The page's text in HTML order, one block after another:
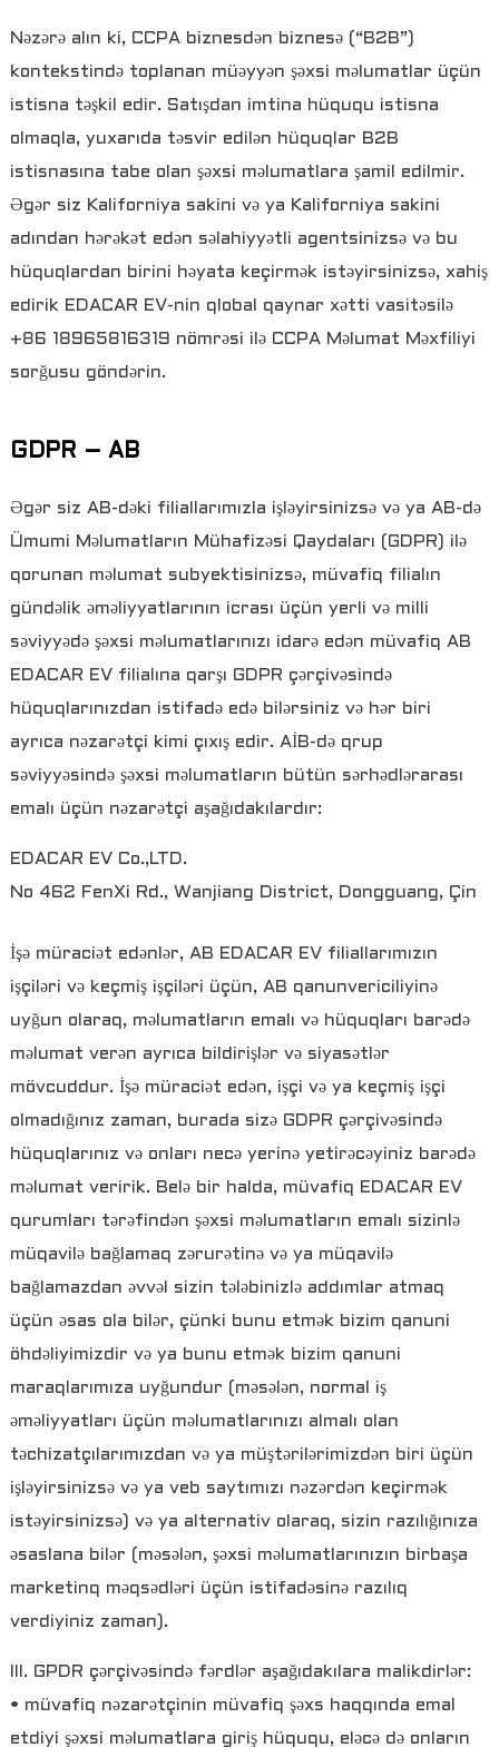
Nəzərə alın ki, CCPA biznesdən biznesə (“B2B”)
kontekstində toplanan müəyyən şəxsi məlumatlar üçün
istisna təşkil edir. Satışdan imtina hüququ istisna
olmaqla, yuxarıda təsvir edilən hüquqlar B2B
istisnasına tabe olan şəxsi məlumatlara şamil edilmir.
Əgər siz Kaliforniya sakini və ya Kaliforniya sakini
adından hərəkət edən səlahiyyətli agentsinizsə və bu
hüquqlardan birini həyata keçirmək istəyirsinizsə, xahiş
edirik EDACAR EV-nin qlobal qaynar xətti vasitəsilə
+86 18965816319 nömrəsi ilə CCPA Məlumat Məxfiliyi
sorğusu göndərin.
GDPR – AB
Əgər siz AB-dəki filiallarımızla işləyirsinizsə və ya AB-də
Ümumi Məlumatların Mühafizəsi Qaydaları (GDPR) ilə
qorunan məlumat subyektisinizsə, müvafiq filialın
gündəlik əməliyyatlarının icrası üçün yerli və milli
səviyyədə şəxsi məlumatlarınızı idarə edən müvafiq AB
EDACAR EV filialına qarşı GDPR çərçivəsində
hüquqlarınızdan istifadə edə bilərsiniz və hər biri
ayrıca nəzarətçi kimi çıxış edir. AİB-də qrup
səviyyəsində şəxsi məlumatların bütün sərhədlərarası
emalı üçün nəzarətçi aşağıdakılardır:
EDACAR EV Co.,LTD.
No 462 FenXi Rd., Wanjiang District, Dongguang, Çin
İşə müraciət edənlər, AB EDACAR EV filiallarımızın
işçiləri və keçmiş işçiləri üçün, AB qanunvericiliyinə
uyğun olaraq, məlumatların emalı və hüquqları barədə
məlumat verən ayrıca bildirişlər və siyasətlər
mövcuddur. İşə müraciət edən, işçi və ya keçmiş işçi
olmadığınız zaman, burada sizə GDPR çərçivəsində
hüquqlarınız və onları necə yerinə yetirəcəyiniz barədə
məlumat veririk. Belə bir halda, müvafiq EDACAR EV
qurumları tərəfindən şəxsi məlumatların emalı sizinlə
müqavilə bağlamaq zərurətinə və ya müqavilə
bağlamazdan əvvəl sizin tələbinizlə addımlar atmaq
üçün əsas ola bilər, çünki bunu etmək bizim qanuni
öhdəliyimizdir və ya bunu etmək bizim qanuni
maraqlarımıza uyğundur (məsələn, normal iş
əməliyyatları üçün məlumatlarınızı almalı olan
təchizatçılarımızdan və ya müştərilərimizdən biri üçün
işləyirsinizsə və ya veb saytımızı nəzərdən keçirmək
istəyirsinizsə) və ya alternativ olaraq, sizin razılığınıza
əsaslana bilər (məsələn, şəxsi məlumatlarınızın birbaşa
marketinq məqsədləri üçün istifadəsinə razılıq
verdiyiniz zaman).
III. GPDR çərçivəsində fərdlər aşağıdakılara malikdirlər:
• müvafiq nəzarətçinin müvafiq şəxs haqqında emal
etdiyi şəxsi məlumatlara giriş hüququ, eləcə də onların